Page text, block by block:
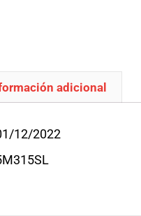
adicional
12/2022